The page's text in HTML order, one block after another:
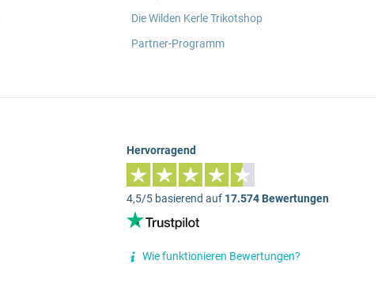
Die Wilden Kerle Trikotshop
Partner-Programm
Hervorragend
4,5/5 basierend auf 17.574 Bewertungen
Wie funktionieren Bewertungen?